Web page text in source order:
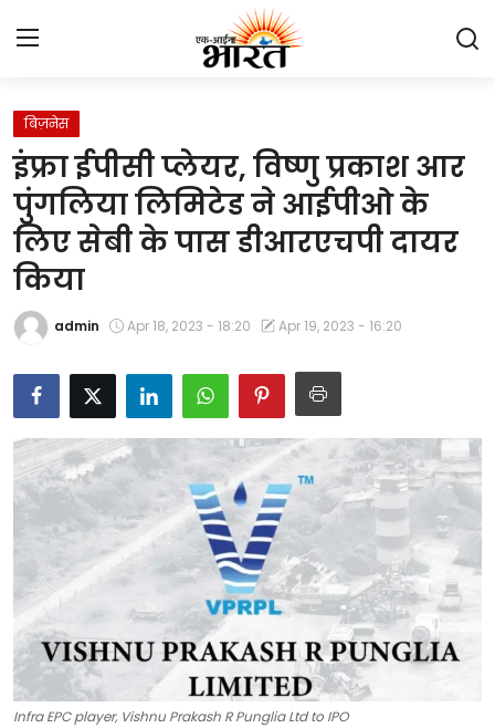
Home
प्रेस रिलीज़
देश
राजस्थान
Contact
मनोरंजन
टेक्नोलॉजी
खेल
फैशन
संपादकीय
बिज़नेस
इंफ्रा ईपीसी प्लेयर, विष्णु प्रकाश आर
पुंगलिया लिमिटेड ने आईपीओ के
लिए सेबी के पास डीआरएचपी दायर
किया
admin Apr 18, 2023 - 18:20 Apr 19, 2023 - 16:20
Infra EPC player, Vishnu Prakash R Punglia Ltd to IPO